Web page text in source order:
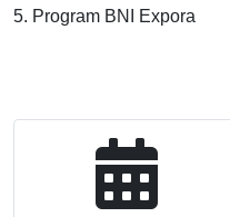
5. Program BNI Expora